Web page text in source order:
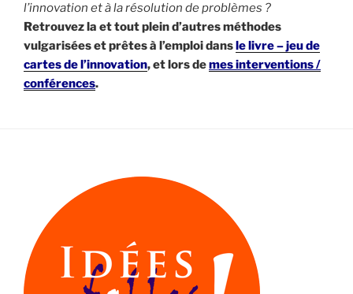
l’innovation et à la résolution de problèmes ?
Retrouvez la et tout plein d’autres méthodes
vulgarisées et prêtes à l’emploi dansle livre – jeu de
cartes de l’innovation, et lors demes interventions /
conférences.